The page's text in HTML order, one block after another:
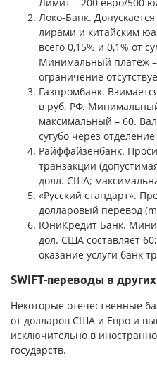
Локо-Банк.
лирами и китайским
всего 0,15% и 0,1% от
Минимальный платеж
ограничение
Газпромбанк.
в руб. РФ.
максимальный – 60.
сугубо через
Райффайзенбанк.
транзакции
долл. США;
«Русский стандарт».
долларовый перевод
ЮниКредит Банк.
дол. США составляет
оказание услуги банк
SWIFT-переводы в
Некоторые отечественные
от долларов США и Евро и
исключительно в
государств.